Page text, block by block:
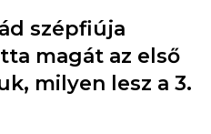
szépfiúja
magát az első
milyen lesz a 3.